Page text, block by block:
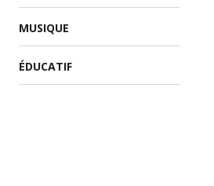
MUSIQUE
ÉDUCATIF